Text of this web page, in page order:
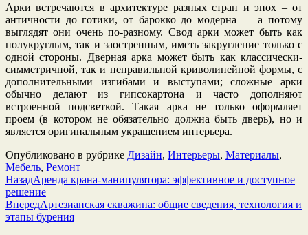
Арки встречаются в архитектуре разных стран и эпох – от
античности до готики, от барокко до модерна — а потому
выглядят они очень по-разному. Свод арки может быть как
полукруглым, так и заостренным, иметь закругление только с
одной стороны. Дверная арка может быть как классически-
симметричной, так и неправильной криволинейной формы, с
дополнительными изгибами и выступами; сложные арки
обычно делают из гипсокартона и часто дополняют
встроенной подсветкой. Такая арка не только оформляет
проем (в котором не обязательно должна быть дверь), но и
является оригинальным украшением интерьера.
Опубликовано в рубрике Дизайн, Интерьеры, Материалы,
Мебель, Ремонт
НазадАренда крана-манипулятора: эффективное и доступное
решение
ВпередАртезианская скважина: общие сведения, технология и
этапы бурения